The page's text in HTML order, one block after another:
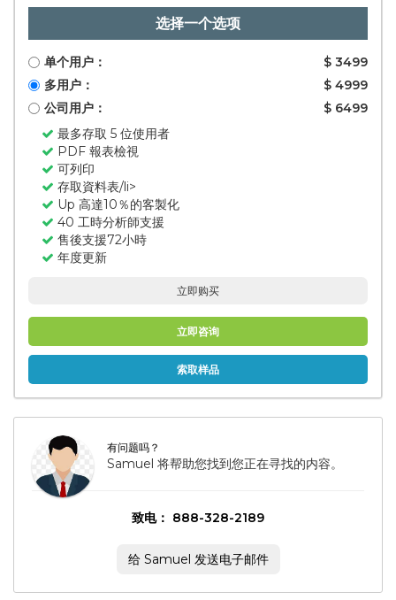
选择一个选项
单个用户：
$ 3499
多用户：
$ 4999
公司用户：
$ 6499
最多存取 5 位使用者
PDF 報表檢視
可列印
存取資料表/li>
Up 高達10％的客製化
40 工時分析師支援
售後支援72小時
年度更新
立即购买
立即咨询
索取样品
有问题吗？
Samuel 将帮助您找到您正在寻找的内容。
致电： 888-328-2189
给 Samuel 发送电子邮件